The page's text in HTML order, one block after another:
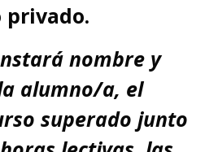
privado.
nombre y
alumno/a, el
superado junto